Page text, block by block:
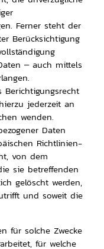
Ferner steht der
Berücksichtigung
– auch mittels
Berichtigungsrecht
jederzeit an
wenden.
Daten
Richtlinien-
von dem
sie betreffenden
gelöscht werden,
und soweit die
für solche Zwecke
für welche